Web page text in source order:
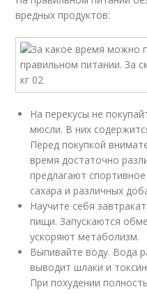
вредных продуктов:
На перекусы не
мюсли. В них
Перед покупкой
время достаточно
предлагают
сахара и различных
Научите себя
пищи. Запускаются
ускоряют метаболизм.
Выпивайте воду. Вода
выводит шлаки и
При похудении